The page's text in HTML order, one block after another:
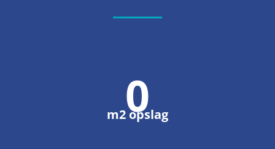
0
m2 opslag